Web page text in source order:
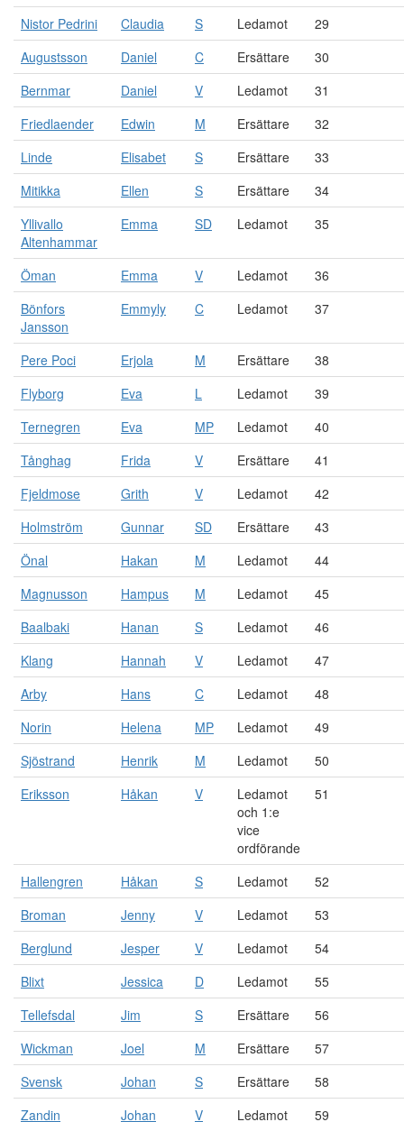
Nistor Pedrini
Claudia S Ledamot
29
Augustsson
Daniel C Ersättare
30
Bernmar
Daniel V Ledamot
31
Friedlaender
Edwin M Ersättare
32
Linde
Elisabet S Ersättare
33
Mitikka
Ellen S Ersättare
34
Yllivallo
Altenhammar
Emma SD Ledamot 35
Öman Emma V Ledamot
36
Bönfors
Jansson
Emmyly C Ledamot 37
Pere Poci Erjola M Ersättare
38
Flyborg
Eva L Ledamot
39
Ternegren
Eva MP Ledamot
40
Tånghag
Frida V Ersättare
41
Fjeldmose
Grith V Ledamot
42
Holmström
Gunnar SD Ersättare
43
Önal
Hakan M Ledamot
44
Magnusson
Hampus M Ledamot
45
Baalbaki
Hanan S Ledamot
46
Klang
Hannah V Ledamot
47
Arby
Hans C Ledamot
48
Norin
Helena MP Ledamot
49
Sjöstrand
Henrik M Ledamot
50
Eriksson
Håkan V
Ledamot
och 1:e
vice
ordförande
51
Hallengren Håkan S Ledamot
52
Broman
Jenny V Ledamot
53
Berglund
Jesper V Ledamot
54
Blixt
Jessica D Ledamot
55
Tellefsdal
Jim S Ersättare
56
Wickman
Joel M Ersättare
57
Svensk
Johan S Ersättare
58
Zandin
Johan V Ledamot 59